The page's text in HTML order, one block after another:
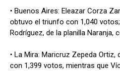
• Buenos Aires: Eleazar Corza
obtuvo el triunfo con 1,040
Rodríguez, de la planilla Naranja,
• La Mira: Maricruz Zepeda Ortiz,
con 1,399 votos, mientras que